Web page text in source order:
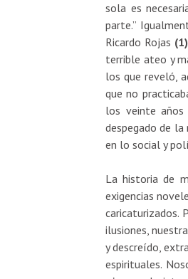
sola es
parte.”
Ricardo Rojas (1)
terrible ateo y
los que reveló,
que no
los veinte
despegado de
en lo social y
La historia de
exigencias
caricaturizados.
ilusiones,
y descreído,
espirituales.